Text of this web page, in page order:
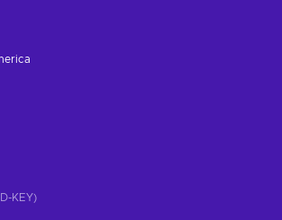
KEY)